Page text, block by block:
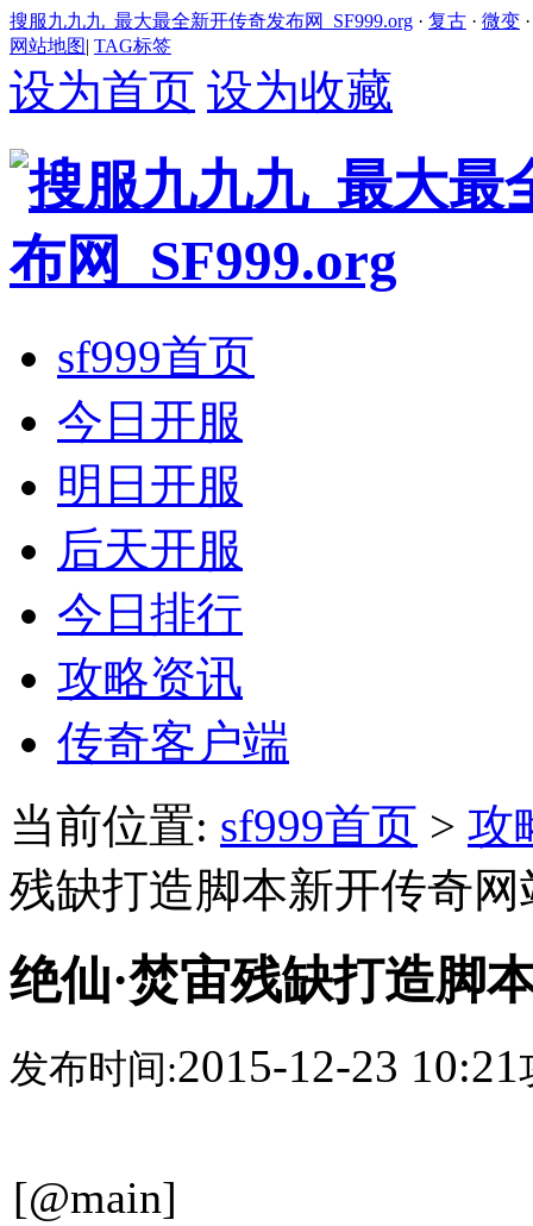
搜服九九九_最大最全新开传奇发布网_SF999.org · 复古 · 微变
网站地图| TAG标签
设为首页 设为收藏
sf999首页
今日开服
明日开服
后天开服
今日排行
攻略资讯
传奇客户端
当前位置: sf999首页 > 攻
残缺打造脚本新开传奇网
绝仙·焚宙残缺打造脚
发布时间:2015-12-23 10:21
[@main]